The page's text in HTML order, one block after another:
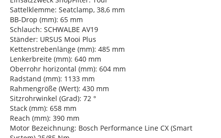
Sattelklemme: Seatclamp, 38,6 mm
BB-Drop (mm): 65 mm
Schlauch: SCHWALBE AV19
Ständer: URSUS Mooi Plus
Kettenstrebenlänge (mm): 485 mm
Lenkerbreite (mm): 640 mm
Oberrohr horizontal (mm): 604 mm
Radstand (mm): 1133 mm
Rahmengröße (Wert): 430 mm
Sitzrohrwinkel (Grad): 72 °
Stack (mm): 658 mm
Reach (mm): 390 mm
Motor Bezeichnung: Bosch Performance Line CX (Smart